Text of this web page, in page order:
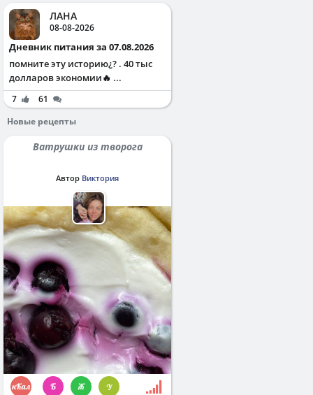
ЛАНА
08-08-2026
Дневник питания за 07.08.2026
помните эту историю¿? . 40 тыс
долларов экономии🔥 ...
7
61
Новые рецепты
Ватрушки из творога
Автор Виктория